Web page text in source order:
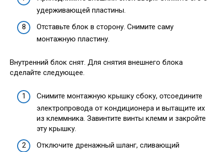
удерживающей пластины.
Отставьте блок в сторону. Снимите саму
монтажную пластину.
Внутренний блок снят. Для снятия внешнего блока
сделайте следующее.
Снимите монтажную крышку сбоку, отсоедините
электропровода от кондиционера и вытащите их
из клеммника. Завинтите винты клемм и закройте
эту крышку.
Отключите дренажный шланг, сливающий